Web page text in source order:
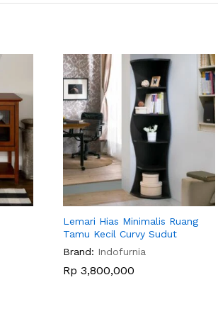
Lemari Hias Minimalis Ruang
Tamu Kecil Curvy Sudut
Brand: Indofurnia
Rp 3,800,000